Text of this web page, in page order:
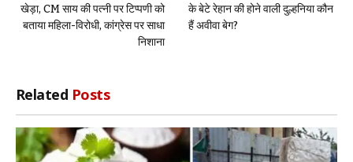
खेड़ा, CM साय की पत्नी पर टिप्पणी को
बताया महिला-विरोधी, कांग्रेस पर साधा
निशाना
के बेटे रेहान की होने वाली दुल्हनिया कौन
हैं अवीवा बेग?
Related Posts